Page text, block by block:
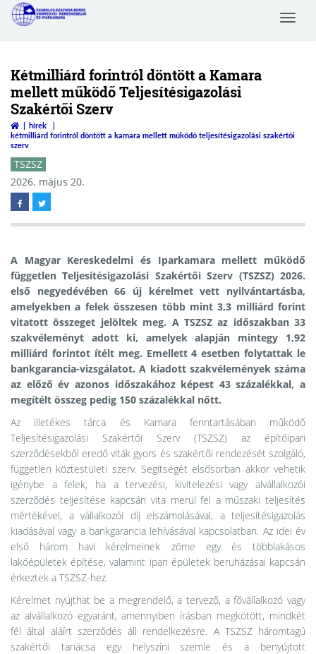
Toggle
Kétmilliárd forintról döntött a Kamara
mellett működő Teljesítésigazolási
Szakértői Szerv
hírek
kétmilliárd forintról döntött a kamara mellett működő teljesítésigazolási szakértői
szerv
TSZSZ
2026. május 20.
A Magyar Kereskedelmi és Iparkamara mellett működő
független Teljesítésigazolási Szakértői Szerv (TSZSZ) 2026.
első negyedévében 66 új kérelmet vett nyilvántartásba,
amelyekben a felek összesen több mint 3,3 milliárd forint
vitatott összeget jelöltek meg. A TSZSZ az időszakban 33
szakvéleményt adott ki, amelyek alapján mintegy 1,92
milliárd forintot ítélt meg. Emellett 4 esetben folytattak le
bankgarancia-vizsgálatot. A kiadott szakvélemények száma
az előző év azonos időszakához képest 43 százalékkal, a
megítélt összeg pedig 150 százalékkal nőtt.
Az illetékes tárca és Kamara fenntartásában működő
Teljesítésigazolási Szakértői Szerv (TSZSZ) az építőipari
szerződésekből eredő viták gyors és szakértői rendezését szolgáló,
független köztestületi szerv. Segítségét elsősorban akkor vehetik
igénybe a felek, ha a tervezési, kivitelezési vagy alvállalkozói
szerződés teljesítése kapcsán vita merül fel a műszaki teljesítés
mértékével, a vállalkozói díj elszámolásával, a teljesítésigazolás
kiadásával vagy a bankgarancia lehívásával kapcsolatban. Az idei év
első három havi kérelmeinek zöme egy és többlakásos
lakóépületek építése, valamint ipari épületek beruházásai kapcsán
érkeztek a TSZSZ-hez.
Kérelmet nyújthat be a megrendelő, a tervező, a fővállalkozó vagy
az alvállalkozó egyaránt, amennyiben írásban megkötött, mindkét
fél által aláírt szerződés áll rendelkezésre. A TSZSZ háromtagú
szakértői tanácsa egy helyszíni szemle és a benyújtott